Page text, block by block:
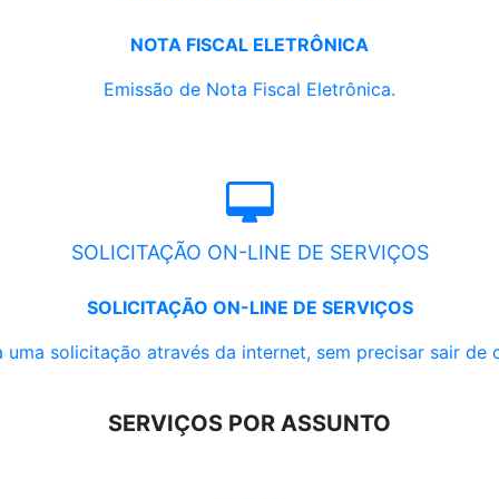
NOTA FISCAL ELETRÔNICA
Emissão de Nota Fiscal Eletrônica.
SOLICITAÇÃO ON-LINE DE SERVIÇOS
SOLICITAÇÃO ON-LINE DE SERVIÇOS
uma solicitação através da internet, sem precisar sair de
SERVIÇOS POR ASSUNTO